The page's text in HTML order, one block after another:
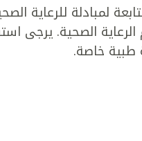
لمبادلة للرعاية
الصحية. يرجى
طبية خاصة.